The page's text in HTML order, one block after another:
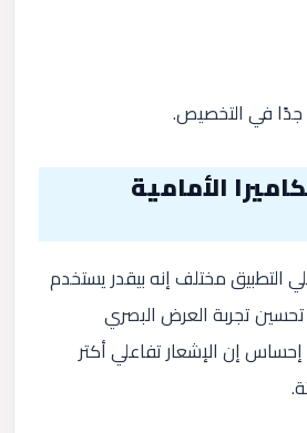
جدًا في التخصيص.
الأمامية
التطبيق مختلف إنه بيقدر يستخدم
تحسين تجربة العرض البصري
إن الإشعار تفاعلي أكتر